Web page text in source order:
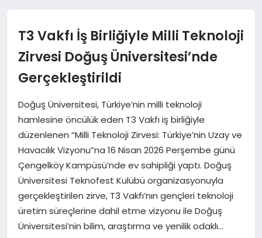
MAGAZIN
SAĞLIK
SIYASET
SPOR
TEKNOLOJI
YAŞAM
T3 Vakfı İş Birliğiyle Milli Teknoloji
Zirvesi Doğuş Üniversitesi’nde
Gerçekleştirildi
Doğuş Üniversitesi, Türkiye’nin milli teknoloji
hamlesine öncülük eden T3 Vakfı iş birliğiyle
düzenlenen “Milli Teknoloji Zirvesi: Türkiye’nin Uzay ve
Havacılık Vizyonu”na 16 Nisan 2026 Perşembe günü
Çengelköy Kampüsü’nde ev sahipliği yaptı. Doğuş
Üniversitesi Teknofest Kulübü organizasyonuyla
gerçekleştirilen zirve, T3 Vakfı’nın gençleri teknoloji
üretim süreçlerine dahil etme vizyonu ile Doğuş
Üniversitesi’nin bilim, araştırma ve yenilik odaklı…